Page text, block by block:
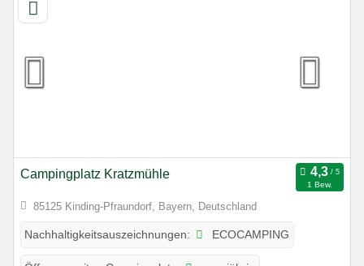
Campingplatz Kratzmühle
1 Bew.
85125 Kinding-Pfraundorf, Bayern, Deutschland
Nachhaltigkeitsauszeichnungen: ECOCAMPING